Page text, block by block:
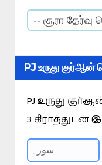
PJ உருது குர்ஆன்
PJ உருது
3 கிராத்துடன்